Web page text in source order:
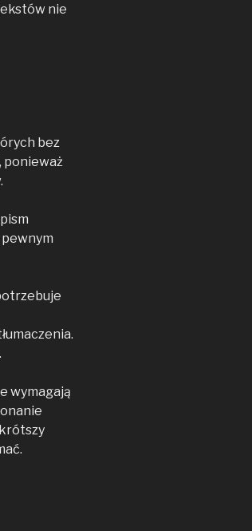
nie
bez
ponieważ
wymagają